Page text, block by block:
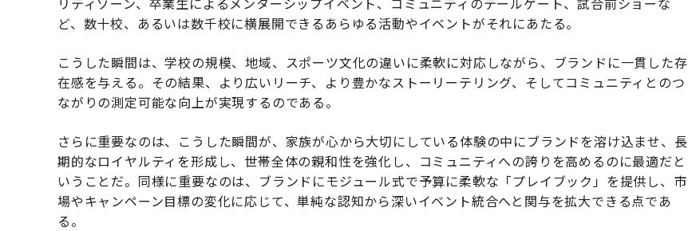
ど、数十校、あるいは数千校に横展開できるあらゆる活動やイベントがそれにあたる。
こうした瞬間は、学校の規模、地域、スポーツ文化の違いに柔軟に対応しながら、ブランドに一貫した存
在感を与える。その結果、より広いリーチ、より豊かなストーリーテリング、そしてコミュニティとのつ
ながりの測定可能な向上が実現するのである。
さらに重要なのは、こうした瞬間が、家族が心から大切にしている体験の中にブランドを溶け込ませ、長
期的なロイヤルティを形成し、世帯全体の親和性を強化し、コミュニティへの誇りを高めるのに最適だと
いうことだ。同様に重要なのは、ブランドにモジュール式で予算に柔軟な「プレイブック」を提供し、市
場やキャンペーン目標の変化に応じて、単純な認知から深いイベント統合へと関与を拡大できる点であ
る。